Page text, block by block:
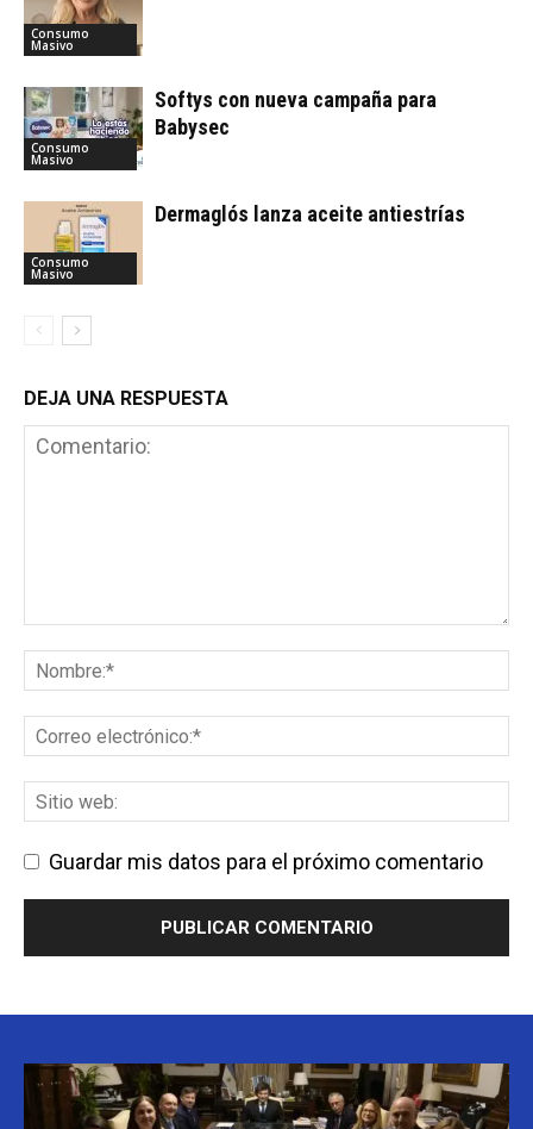
Consumo
Masivo
Consumo
Masivo
Softys con nueva campaña para
Babysec
Consumo
Masivo
Dermaglós lanza aceite antiestrías
DEJA UNA RESPUESTA
Guardar mis datos para el próximo comentario